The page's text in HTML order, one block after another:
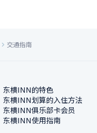
交通指南
东横INN的特色
东横INN划算的入住方法
东横INN俱乐部卡会员
东横INN使用指南